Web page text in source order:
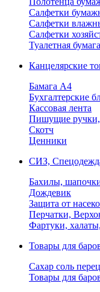
Салфетки
Салфетки
Салфетки
Туалетная бумага
Канцелярские
Бамага А4
Бухгалтерские
Кассовая лента
Пишущие ручки,
Скотч
Ценники
СИЗ,
Бахилы,
Дождевик
Защита от
Перчатки,
Фартуки,
Товары для
Сахар соль
Товары для